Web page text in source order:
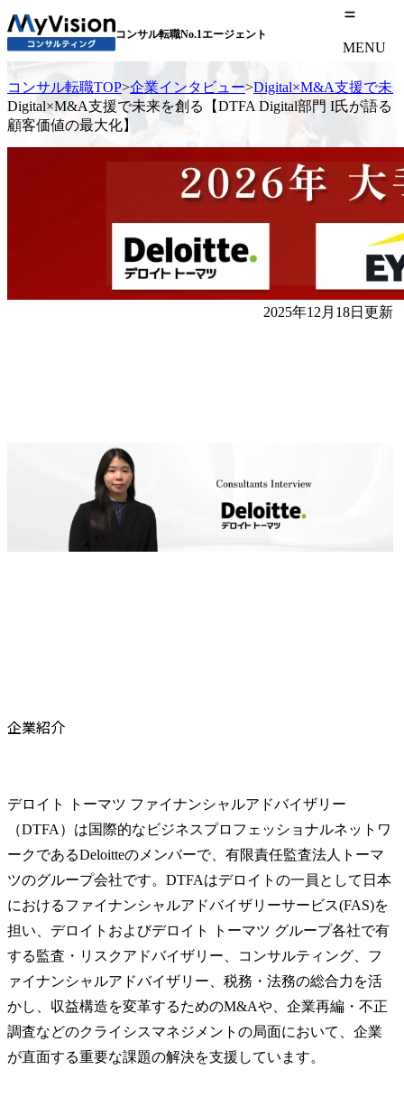
コンサル転職No.1エージェント
MENU
コンサル転職TOP>企業インタビュー>Digital×M&A支援で未
Digital×M&A支援で未来を創る【DTFA Digital部門 I氏が語る
顧客価値の最大化】
2025年12月18日更新
企業紹介
デロイト トーマツ ファイナンシャルアドバイザリー
（DTFA）は国際的なビジネスプロフェッショナルネットワ
ークであるDeloitteのメンバーで、有限責任監査法人トーマ
ツのグループ会社です。DTFAはデロイトの一員として日本
におけるファイナンシャルアドバイザリーサービス(FAS)を
担い、デロイトおよびデロイト トーマツ グループ各社で有
する監査・リスクアドバイザリー、コンサルティング、フ
ァイナンシャルアドバイザリー、税務・法務の総合力を活
かし、収益構造を変革するためのM&Aや、企業再編・不正
調査などのクライシスマネジメントの局面において、企業
が直面する重要な課題の解決を支援しています。